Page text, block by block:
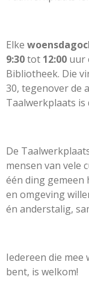
Elke
9:30tot 12:00 uur
Bibliotheek. Die
30, tegenover de
Taalwerkplaats is
De
mensen van vele
één ding gemeen
en omgeving
én anderstalig,
Iedereen die
bent, is welkom!